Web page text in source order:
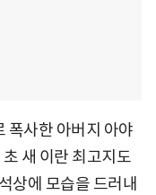
폭사한 아버지 아야
새 이란 최고지도
상에 모습을 드러내